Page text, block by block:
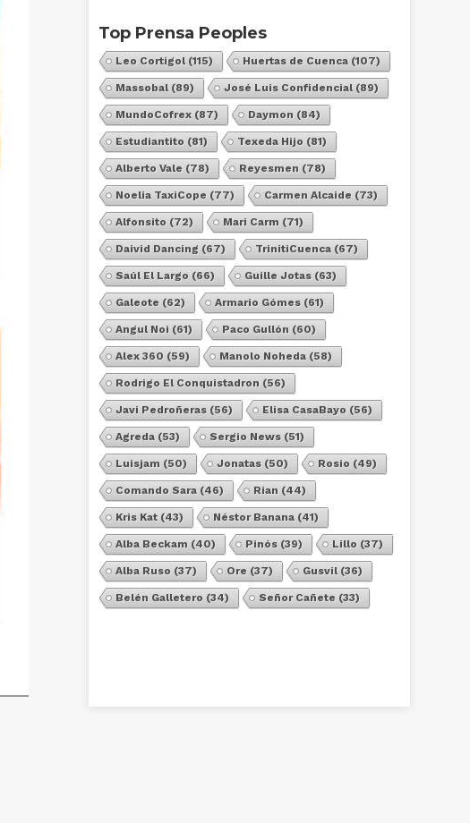
Top Prensa Peoples
Leo Cortigol (115) Huertas de Cuenca (107)
Massobal (89) José Luis Confidencial (89)
MundoCofrex (87) Daymon (84)
Estudiantito (81) Texeda Hijo (81)
Alberto Vale (78) Reyesmen (78)
Noelia TaxiCope (77) Carmen Alcaide (73)
Alfonsito (72) Mari Carm (71)
Daivid Dancing (67) TrinitiCuenca (67)
Saúl El Largo (66) Guille Jotas (63)
Galeote (62) Armario Gómes (61)
Angul Noi (61) Paco Gullón (60)
Alex 360 (59) Manolo Noheda (58)
Rodrigo El Conquistadron (56)
Javi Pedroñeras (56) Elisa CasaBayo (56)
Agreda (53) Sergio News (51)
Luisjam (50) Jonatas (50) Rosio (49)
Comando Sara (46) Rian (44)
Kris Kat (43) Néstor Banana (41)
Alba Beckam (40) Pinós (39) Lillo (37)
Alba Ruso (37) Ore (37) Gusvil (36)
Belén Galletero (34) Señor Cañete (33)